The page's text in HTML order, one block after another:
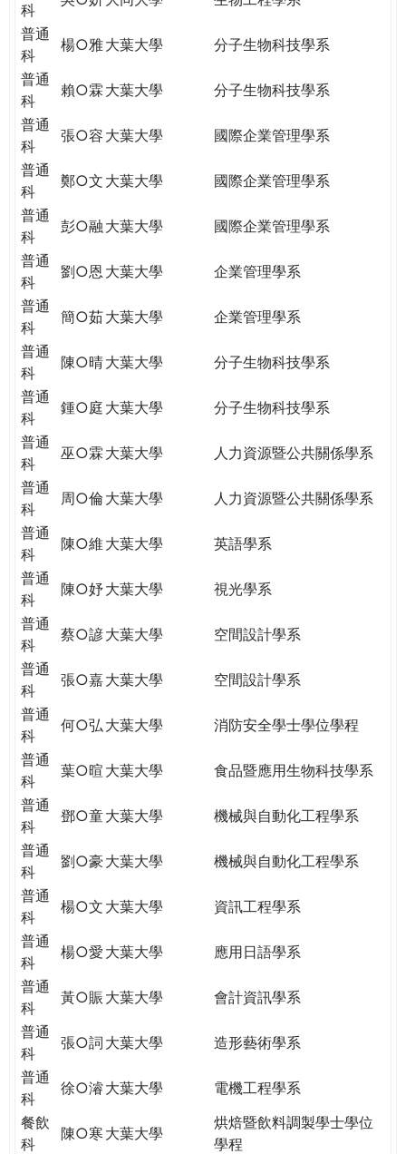
科
普通
科
楊○雅大葉大學
分子生物科技學系
普通
科
賴○霖 大葉大學
分子生物科技學系
普通
科
張○容 大葉大學
國際企業管理學系
普通
科
鄭○文 大葉大學
國際企業管理學系
普通
科
彭○融 大葉大學
國際企業管理學系
普通
科
劉○恩 大葉大學
企業管理學系
普通
科
簡○茹大葉大學
企業管理學系
普通
科
陳○晴大葉大學
分子生物科技學系
普通
科
鍾○庭 大葉大學
分子生物科技學系
普通
科
巫○霖 大葉大學
人力資源暨公共關係學系
普通
科
周○倫 大葉大學
人力資源暨公共關係學系
普通
科
陳○維 大葉大學
英語學系
普通
科
陳○妤大葉大學
視光學系
普通
科
蔡○諺大葉大學
空間設計學系
普通
科
張○嘉大葉大學
空間設計學系
普通
科
何○弘 大葉大學
消防安全學士學位學程
普通
科
葉○暄 大葉大學
食品暨應用生物科技學系
普通
科
鄧○童大葉大學
機械與自動化工程學系
普通
科
劉○豪 大葉大學
機械與自動化工程學系
普通
科
楊○文 大葉大學
資訊工程學系
普通
科
楊○愛 大葉大學
應用日語學系
普通
科
黃○賑 大葉大學
會計資訊學系
普通
科
張○詞 大葉大學
造形藝術學系
普通
科
徐○濬大葉大學
電機工程學系
餐飲
科
陳○寒 大葉大學
烘焙暨飲料調製學士學位
學程